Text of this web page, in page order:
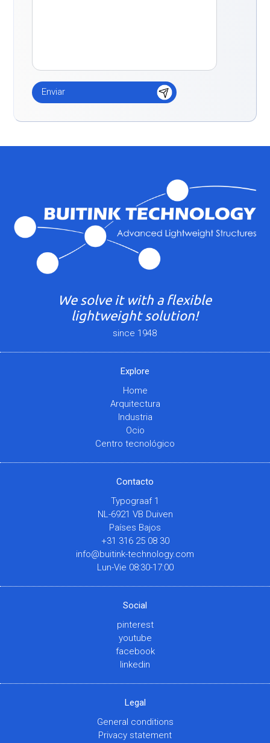
We solve it with a flexible
lightweight solution!
since 1948
Explore
Home
Arquitectura
Industria
Ocio
Centro tecnológico
Contacto
Typograaf 1
NL-6921 VB Duiven
Países Bajos
+31 316 25 08 30
info@buitink-technology.com
Lun-Vie 08:30-17:00
Social
pinterest
youtube
facebook
linkedin
Legal
General conditions
Privacy statement